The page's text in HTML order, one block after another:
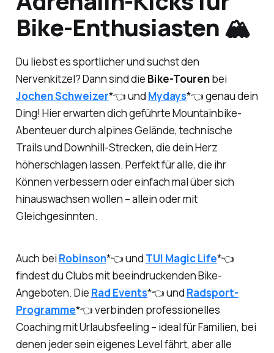
Bike-Enthusiasten 🏔️
Du liebst es sportlicher und suchst den
Nervenkitzel? Dann sind die Bike-Tourenbei
Jochen Schweizer*👈 und Mydays*👈 genau dein
Ding! Hier erwarten dich geführte Mountainbike-
Abenteuer durch alpines Gelände, technische
Trails und Downhill-Strecken, die dein Herz
höherschlagen lassen. Perfekt für alle, die ihr
Können verbessern oder einfach mal über sich
hinauswachsen wollen – allein oder mit
Gleichgesinnten.
Auch bei Robinson*👈 und TUI Magic Life*👈
findest du Clubs mit beeindruckenden Bike-
Angeboten. Die Rad Events*👈 und Radsport-
Programme*👈 verbinden professionelles
Coaching mit Urlaubsfeeling – ideal für Familien, bei
denen jeder sein eigenes Level fährt, aber alle